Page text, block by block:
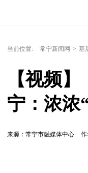
当前位置: 常宁新闻网 > 基
【视频
宁：浓浓
来源：常宁市融媒体中心 作